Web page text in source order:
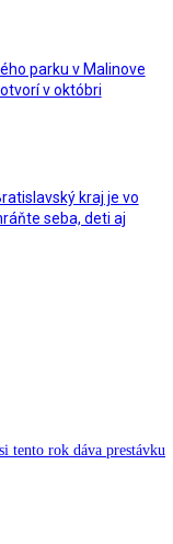
parku v Malinove
v októbri
kraj je vo
seba, deti aj
tento rok dáva prestávku